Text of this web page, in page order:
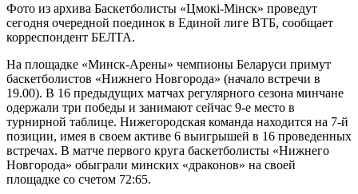
Фото из архива Баскетболисты «Цмокi-Мiнск» проведут
сегодня очередной поединок в Единой лиге ВТБ, сообщает
корреспондент БЕЛТА.
На площадке «Минск-Арены» чемпионы Беларуси примут
баскетболистов «Нижнего Новгорода» (начало встречи в
19.00). В 16 предыдущих матчах регулярного сезона минчане
одержали три победы и занимают сейчас 9-е место в
турнирной таблице. Нижегородская команда находится на 7-й
позиции, имея в своем активе 6 выигрышей в 16 проведенных
встречах. В матче первого круга баскетболисты «Нижнего
Новгорода» обыграли минских «драконов» на своей
площадке со счетом 72:65.